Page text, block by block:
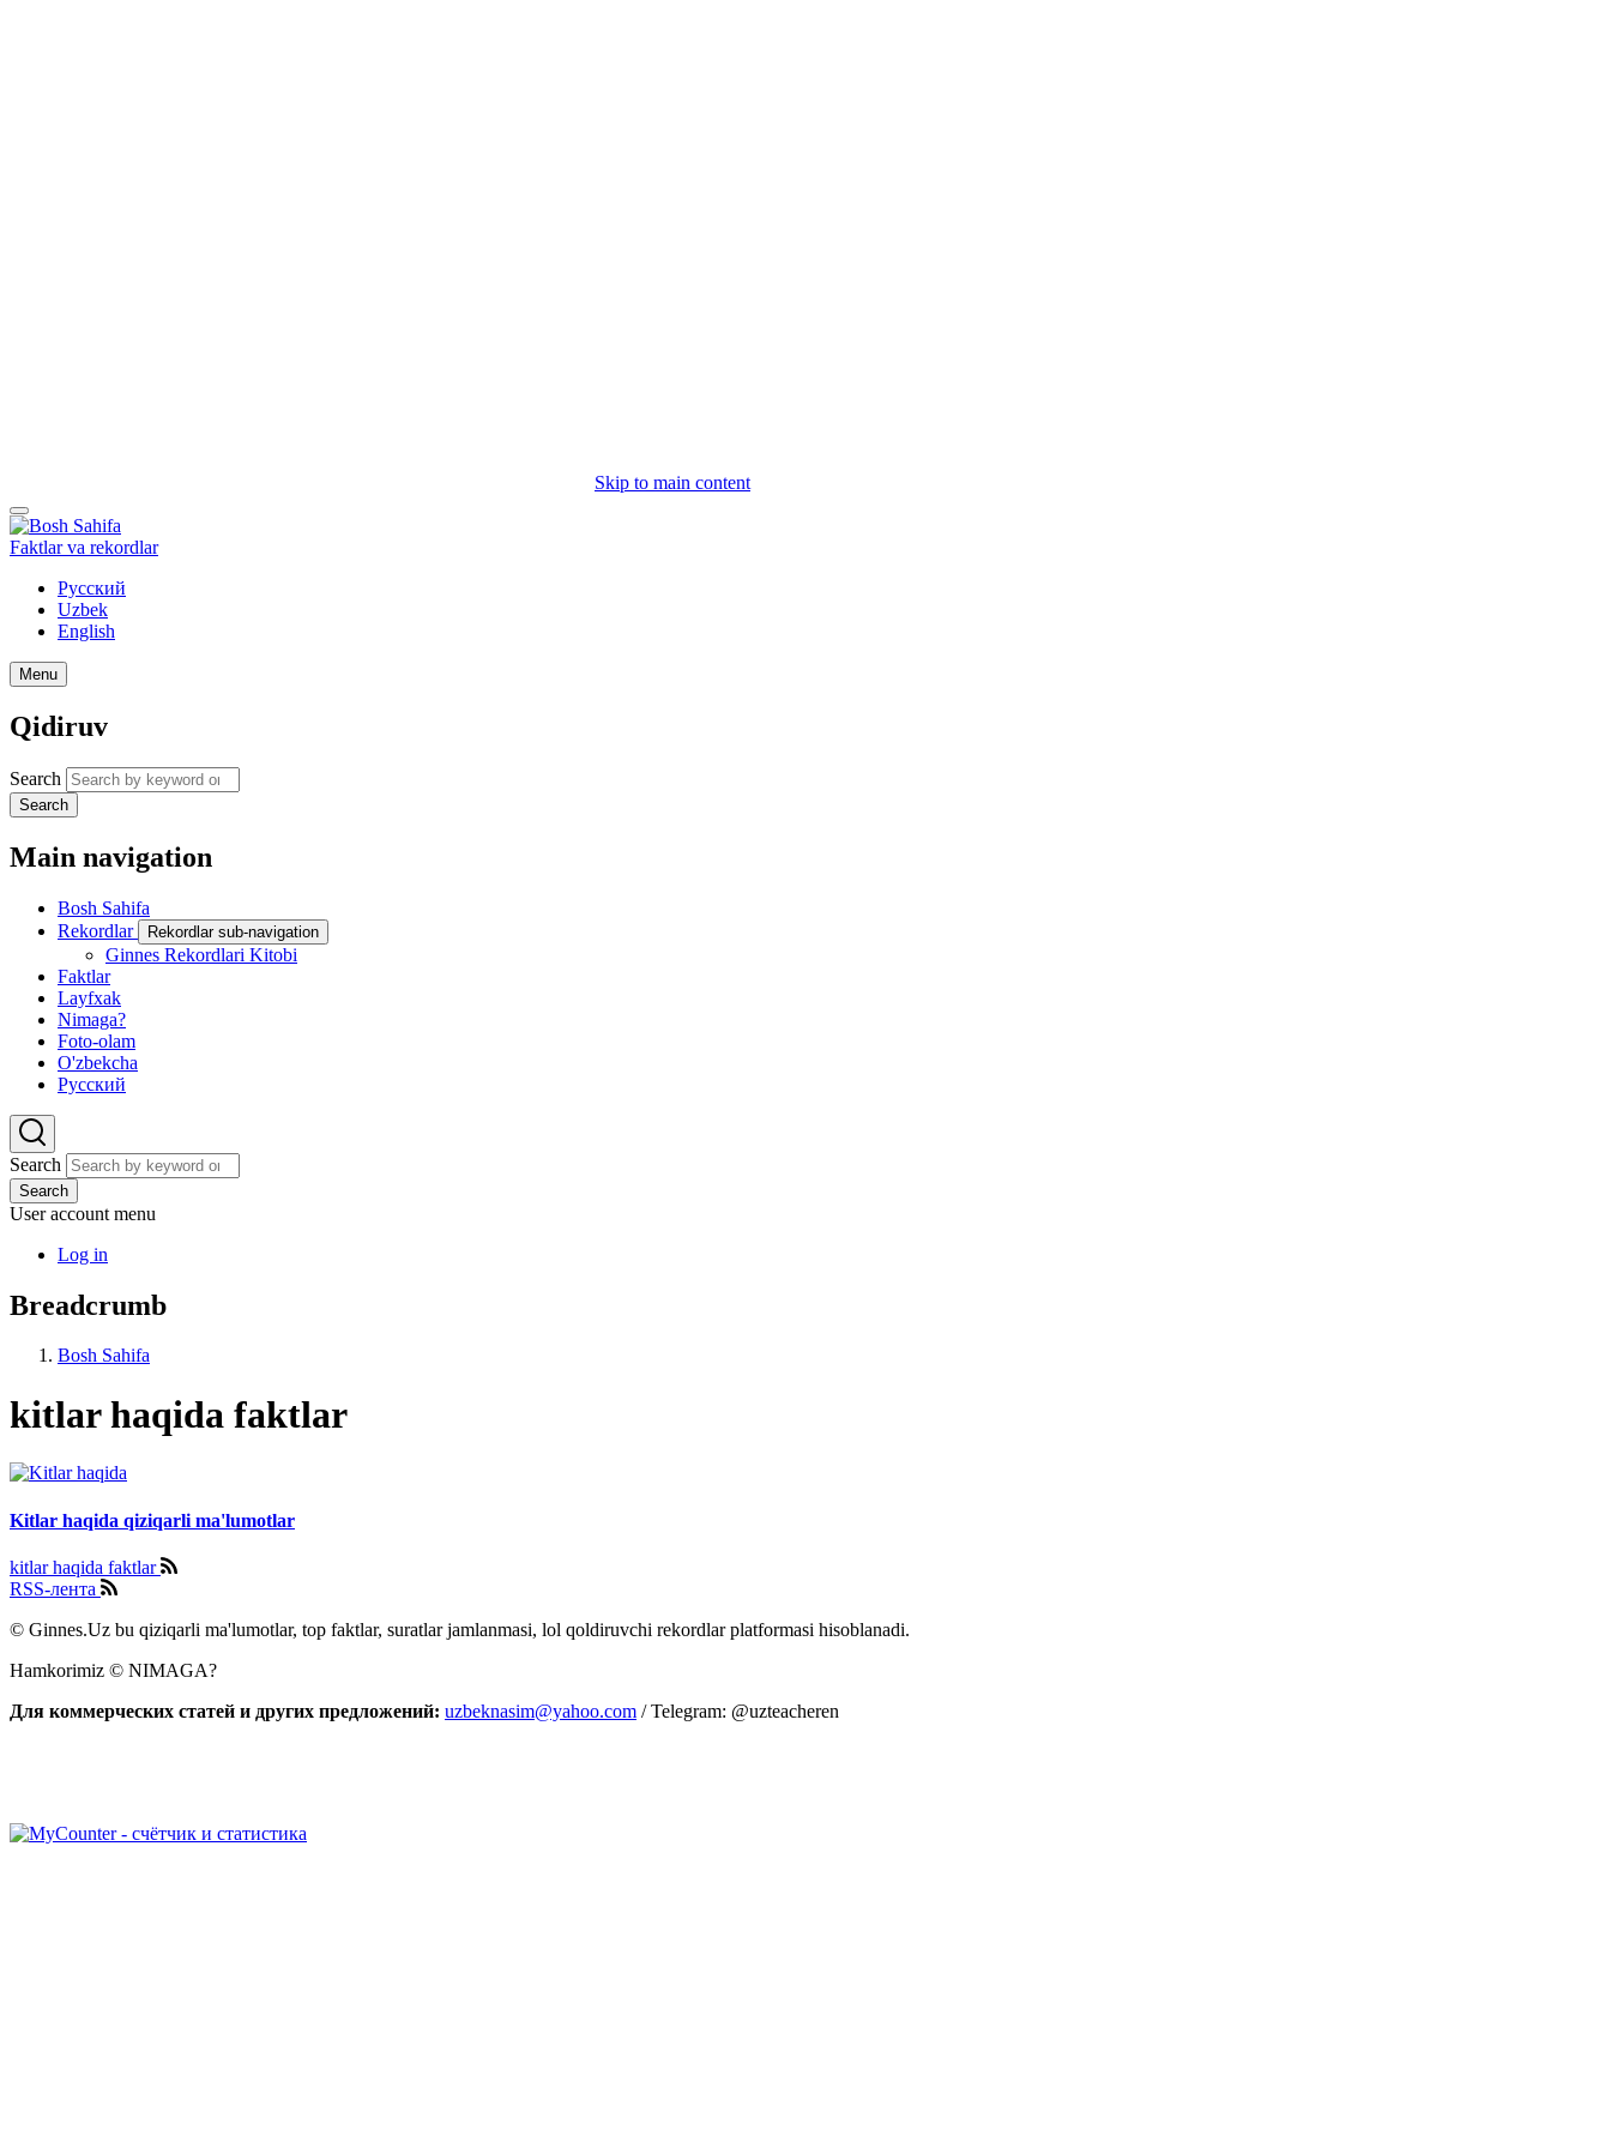
Skip to main content
Faktlar va rekordlar
Русский
Uzbek
English
Menu
Qidiruv
Search
Search
Main navigation
Bosh Sahifa
Rekordlar
Rekordlar sub-navigation
Ginnes Rekordlari Kitobi
Faktlar
Layfxak
Nimaga?
Foto-olam
O'zbekcha
Русский
Search
Search
User account menu
Log in
Breadcrumb
Bosh Sahifa
kitlar haqida faktlar
Kitlar haqida qiziqarli ma'lumotlar
kitlar haqida faktlar
RSS-лента
© Ginnes.Uz bu qiziqarli ma'lumotlar, top faktlar, suratlar jamlanmasi, lol qoldiruvchi rekordlar platformasi hisoblanadi.
Hamkorimiz © NIMAGA?
Для коммерческих статей и других предложений: uzbeknasim@yahoo.com / Telegram: @uzteacheren